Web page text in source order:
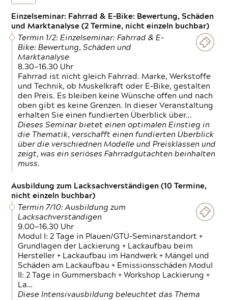
Einzelseminar: Fahrrad & E-Bike: Bewertung, Schäden
und Marktanalyse (2 Termine, nicht einzeln buchbar)
Termin 1/2: Einzelseminar: Fahrrad & E-
Bike: Bewertung, Schäden und
Marktanalyse
8.30—16.30 Uhr
Fahrrad ist nicht gleich Fahrrad. Marke, Werkstoffe
und Technik, ob Muskelkraft oder E-Bike, gestalten
den Preis. Es bleiben keine Wünsche offen und nach
oben gibt es keine Grenzen. In dieser Veranstaltung
erhalten Sie einen fundierten Überblick über…
Dieses Seminar bietet einen optimalen Einstieg in
die Thematik, verschafft einen fundierten Überblick
über die verschiednen Modelle und Preisklassen und
zeigt, was ein seriöses Fahrradgutachten beinhalten
muss.
Ausbildung zum Lacksachverständigen (10 Termine,
nicht einzeln buchbar)
Termin 7/10: Ausbildung zum
Lacksachverständigen
9.00—16.30 Uhr
Modul I: 2 Tage in Plauen/GTÜ-Seminarstandort +
Grundlagen der Lackierung + Lackaufbau beim
Hersteller + Lackaufbau im Handwerk + Mängel und
Schäden am Lackaufbau + Emissionsschäden Modul
II: 2 Tage in Gummersbach + Workshop Lackierung +
La…
Diese Intensivausbildung beleuchtet das Thema